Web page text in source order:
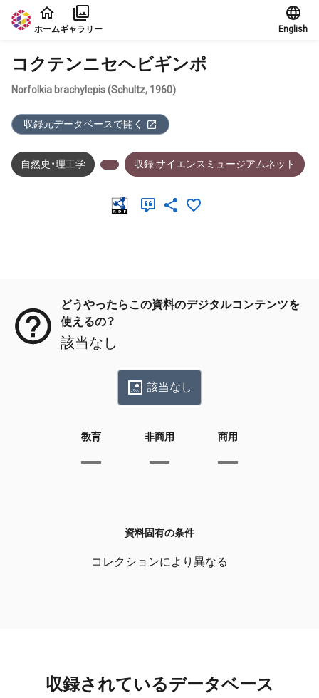
本文に飛ぶ
ホームギャラリー English
コクテンニセヘビギンポ
Norfolkia brachylepis (Schultz, 1960)
収録元データベースで開く
自然史・理工学 収録:サイエンスミュージアムネット
どうやったらこの資料のデジタルコンテンツを
使えるの？
該当なし
該当なし
教育 非商用 商用
資料固有の条件
コレクションにより異なる
収録されているデータベース